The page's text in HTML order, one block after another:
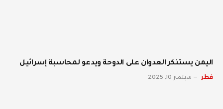
اليمن يستنكر العدوان على الدوحة ويدعو لمحاسبة إسرائيل
قطر سبتمبر 10, 2025